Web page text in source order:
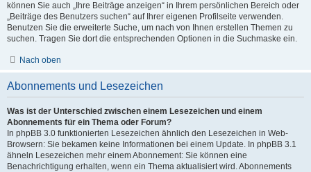
können Sie auch „Ihre Beiträge anzeigen“ in Ihrem persönlichen Bereich oder
„Beiträge des Benutzers suchen“ auf Ihrer eigenen Profilseite verwenden.
Benutzen Sie die erweiterte Suche, um nach von Ihnen erstellen Themen zu
suchen. Tragen Sie dort die entsprechenden Optionen in die Suchmaske ein.
Nach oben
Abonnements und Lesezeichen
Was ist der Unterschied zwischen einem Lesezeichen und einem
Abonnements für ein Thema oder Forum?
In phpBB 3.0 funktionierten Lesezeichen ähnlich den Lesezeichen in Web-
Browsern: Sie bekamen keine Informationen bei einem Update. In phpBB 3.1
ähneln Lesezeichen mehr einem Abonnement: Sie können eine
Benachrichtigung erhalten, wenn ein Thema aktualisiert wird. Abonnements